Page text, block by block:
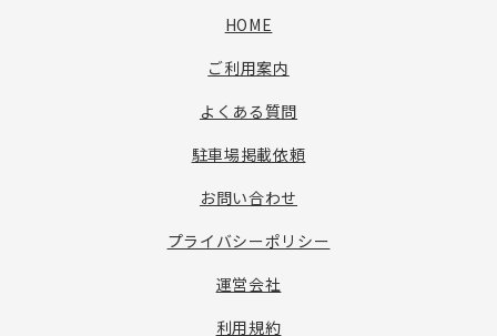
HOME
ご利用案内
よくある質問
駐車場掲載依頼
お問い合わせ
プライバシーポリシー
運営会社
利用規約